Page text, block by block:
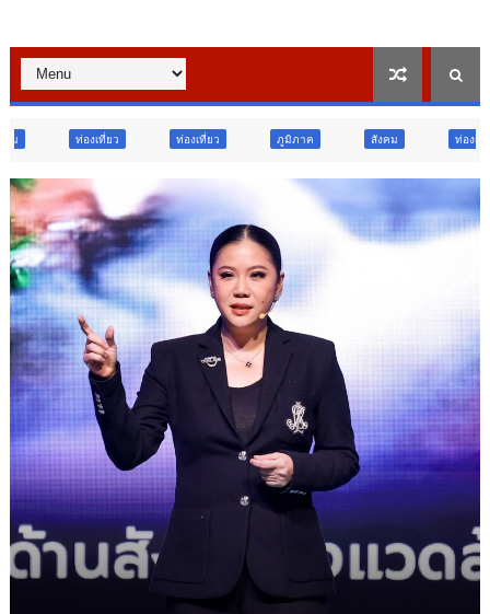
ท่องเที่ยว ภูมิภาค ข่าวเด่น